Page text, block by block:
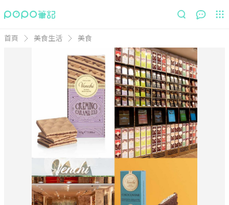
首頁 美食生活 美食